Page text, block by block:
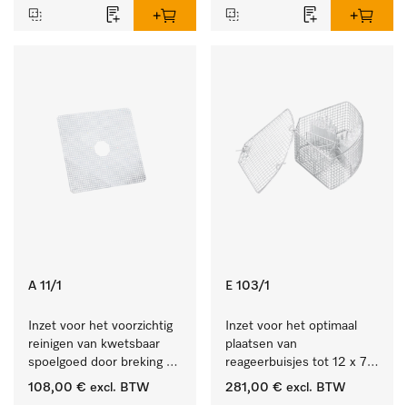
A 11/1
Inzet voor het voorzichtig
reinigen van kwetsbaar
spoelgoed door breking
sproeistraal.
108,00 € excl. BTW
E 103/1
Inzet voor het optimaal
plaatsen van
reageerbuisjes tot 12 x 75
mm.
281,00 € excl. BTW